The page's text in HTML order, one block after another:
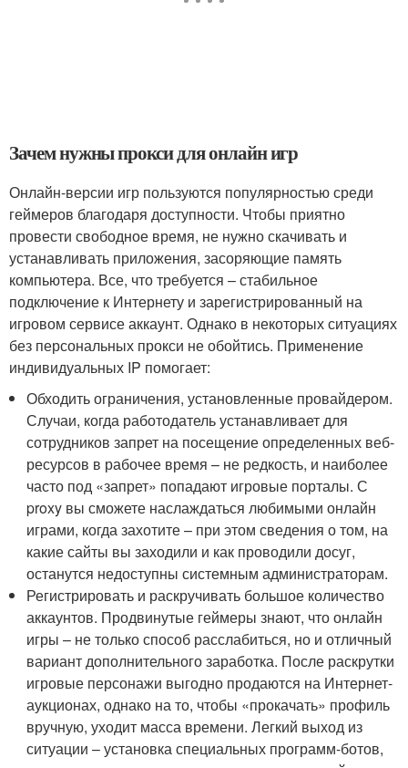
Зачем нужны прокси для онлайн игр
Онлайн-версии игр пользуются популярностью среди
геймеров благодаря доступности. Чтобы приятно
провести свободное время, не нужно скачивать и
устанавливать приложения, засоряющие память
компьютера. Все, что требуется – стабильное
подключение к Интернету и зарегистрированный на
игровом сервисе аккаунт. Однако в некоторых ситуациях
без персональных прокси не обойтись. Применение
индивидуальных IP помогает:
Обходить ограничения, установленные провайдером.
Случаи, когда работодатель устанавливает для
сотрудников запрет на посещение определенных веб-
ресурсов в рабочее время – не редкость, и наиболее
часто под «запрет» попадают игровые порталы. С
proxy вы сможете наслаждаться любимыми онлайн
играми, когда захотите – при этом сведения о том, на
какие сайты вы заходили и как проводили досуг,
останутся недоступны системным администраторам.
Регистрировать и раскручивать большое количество
аккаунтов. Продвинутые геймеры знают, что онлайн
игры – не только способ расслабиться, но и отличный
вариант дополнительного заработка. После раскрутки
игровые персонажи выгодно продаются на Интернет-
аукционах, однако на то, чтобы «прокачать» профиль
вручную, уходит масса времени. Легкий выход из
ситуации – установка специальных программ-ботов,